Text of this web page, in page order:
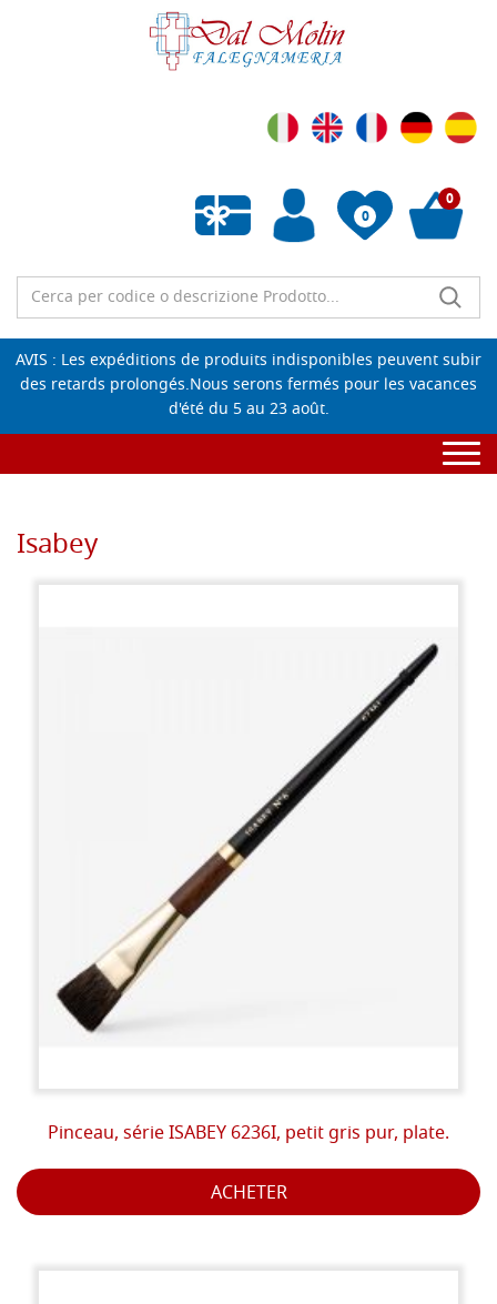
0
Liste de souhaits vide
0
AVIS : Les expéditions de produits indisponibles peuvent subir
des retards prolongés.Nous serons fermés pour les vacances
d'été du 5 au 23 août.
Isabey
Pinceau, série ISABEY 6236I, petit gris pur, plate.
ACHETER